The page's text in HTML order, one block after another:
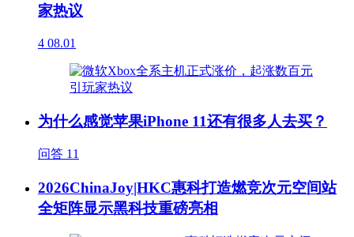
家热议
4 08.01
为什么感觉苹果iPhone 11还有很多人去买？
问答 11
2026ChinaJoy|HKC惠科打造燃竞次元空间站
全矩阵显示黑科技重磅亮相